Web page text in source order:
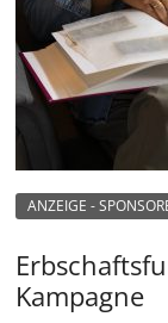
ANZEIGE -
Kampagne